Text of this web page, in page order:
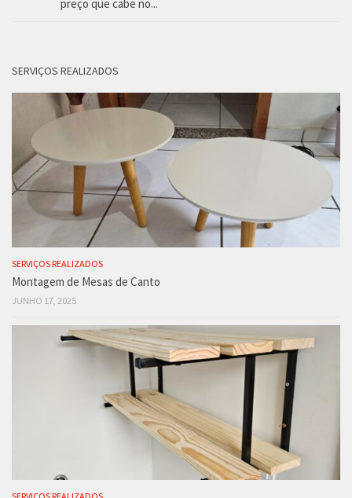
preço que cabe no...
SERVIÇOS REALIZADOS
SERVIÇOS REALIZADOS
Montagem de Mesas de Canto
JUNHO 17, 2025